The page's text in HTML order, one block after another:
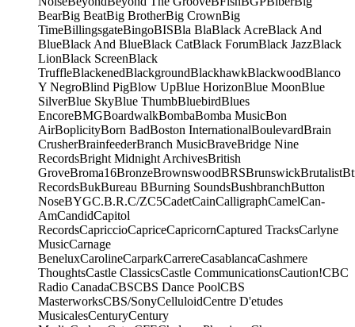
BearBig BeatBig BrotherBig CrownBig
TimeBillingsgateBingoBISBla BlaBlack AcreBlack And
BlueBlack And BlueBlack CatBlack ForumBlack JazzBlack
LionBlack ScreenBlack
TruffleBlackenedBlackgroundBlackhawkBlackwoodBlanco
Y NegroBlind PigBlow UpBlue HorizonBlue MoonBlue
SilverBlue SkyBlue ThumbBluebirdBlues
EncoreBMGBoardwalkBombaBomba MusicBon
AirBoplicityBorn BadBoston InternationalBoulevardBrain
CrusherBrainfeederBranch MusicBraveBridge Nine
RecordsBright Midnight ArchivesBritish
GroveBroma16BronzeBrownswoodBRSBrunswickBrutalist
RecordsBukBureau BBurning SoundsBushbranchButton
NoseBYGC.B.R.C/ZC5CadetCainCalligraphCamelCan-
AmCandidCapitol
RecordsCapriccioCapriceCapricornCaptured TracksCarlyne
MusicCarnage
BeneluxCarolineCarparkCarrereCasablancaCashmere
ThoughtsCastle ClassicsCastle CommunicationsCaution!CBC
Radio CanadaCBSCBS Dance PoolCBS
MasterworksCBS/SonyCelluloidCentre D'etudes
MusicalesCenturyCentury